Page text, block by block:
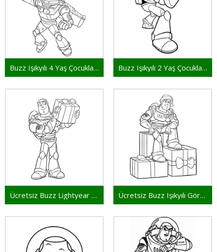
Buzz Işıkyılı 4 Yaş Çocuklar İçin Buzz Işıkyılı 2 Yaş Çocuklar İçin
Ücretsiz Buzz Lightyear Çocuklar İçin Ücretsiz Buzz Işıkyılı Görsel